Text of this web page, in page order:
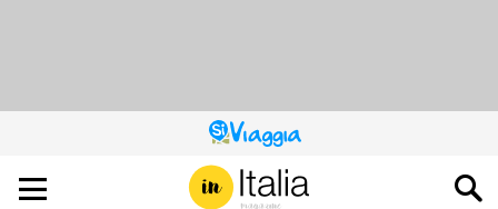
QUESTO
SITO
CONTRIBUISCE
ALL’AUDIENCE
DI